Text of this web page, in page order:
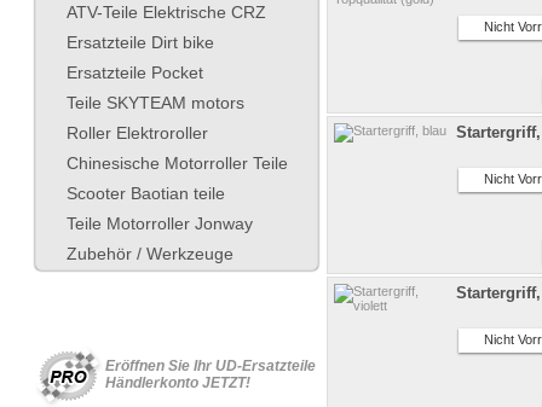
ATV-Teile Elektrische CRZ
Ersatzteile Dirt bike
Ersatzteile Pocket
Teile SKYTEAM motors
Roller Elektroroller
Chinesische Motorroller Teile
Scooter Baotian teile
Teile Motorroller Jonway
Zubehör / Werkzeuge
Eröffnen Sie Ihr UD-Ersatzteile
Händlerkonto JETZT!
Nicht
Nicht
Nicht